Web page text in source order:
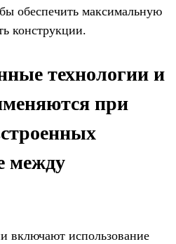
обеспечить максимальную
конструкции.
технологии и
при
между
включают использование